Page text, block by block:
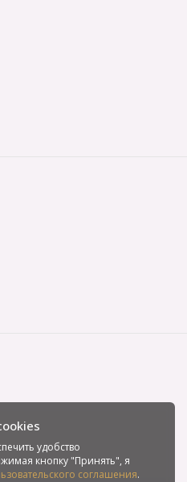
удобство
кнопку "Принять", я
соглашения.